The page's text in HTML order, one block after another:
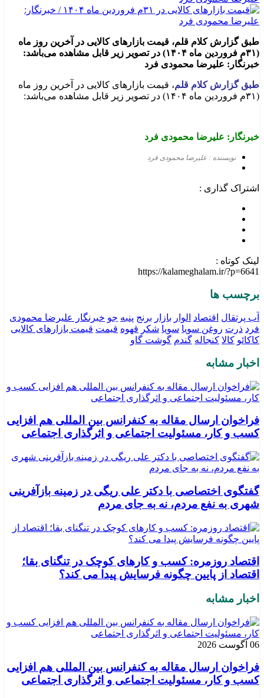
طبق گزارش کلام قلم، قیمت بازارهای کالایی در آخرین روز ماه
(۳۱م فروردین ماه ۱۴۰۴) در تصویر زیر قابل مشاهده می‌باشد:
خبرنگار: علیرضا محمودی فرد
طبق گزارش کلام قلم، قیمت بازارهای کالایی در آخرین روز ماه
(۳۱م فروردین ماه ۱۴۰۴) در تصویر زیر قابل مشاهده می‌باشد:
خبرنگار: علیرضا محمودی فرد
نویسنده : علیرضا محمودی فرد
اشتراک گذاری :
لینک کوتاه :
https://kalameghalam.ir/?p=6641
برچسب ها
آب پرتقال اقتصاد الوار بازار برنج پنبه جو خبرنگار علیرضا محمودی
فرد ذرت روغن سویا سویا شکر قهوه قیمت قیمت بازارهای کالایی
کاکائو کالا کنجاله گندم گوشت گاو
اخبار مشابه
فراخوان ارسال مقاله به کنفرانس بین المللی هم افزایی
کسب و کار، مسئولیت اجتماعی و اثرگذاری اجتماعی
گفتگوی اختصاصی با دکتر علی ریگی در زمینه بازآفرینی
شهری به نفع مردم، نه به جای مردم
اقتصاد روزمره: کسب‌ و کارهای کوچک در تنگنای بقا؛
اقتصاد از پایین چگونه فرسایش پیدا می کند؟
اخبار مشابه
06 آگوست 2026
فراخوان ارسال مقاله به کنفرانس بین المللی هم افزایی
کسب و کار، مسئولیت اجتماعی و اثرگذاری اجتماعی